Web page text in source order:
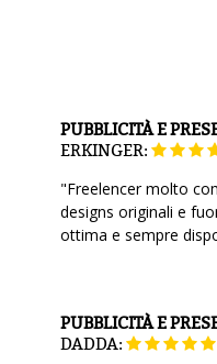
PUBBLICITÀ E
ERKINGER:
"Freelencer molto
designs originali e
ottima e sempre
PUBBLICITÀ E
DADDA: